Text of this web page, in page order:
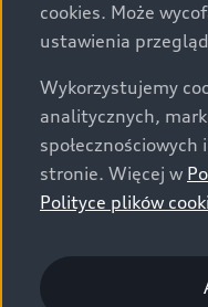
informacji prosimy
Audi.
Wszystkie
są wykonywane z
względem możliwości
określone w normie
europejskimi
o.o. podlega
użytkownikom
cookies. Może
ustawienia
Wykorzystujemy
analitycznych,
stronie. Więcej w
Polityce plików